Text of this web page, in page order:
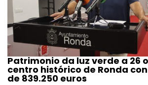
Patrimonio da luz verde a 26
centro histórico de Ronda
de 839.250 euros